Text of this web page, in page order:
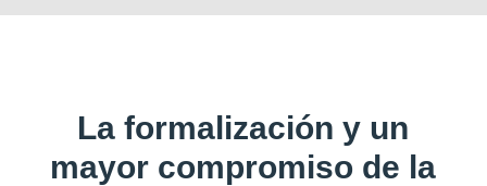
La formalización y un
mayor compromiso de la